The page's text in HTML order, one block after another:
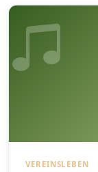
VEREINSLEBEN